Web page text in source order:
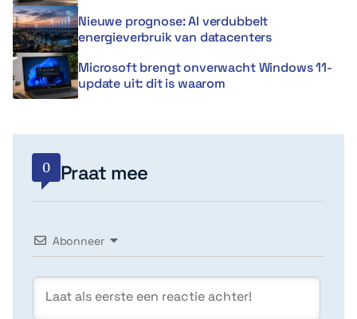
Nieuwe prognose: AI verdubbelt
energieverbruik van datacenters
Microsoft brengt onverwacht Windows 11-
update uit: dit is waarom
0 Praat mee
Abonneer